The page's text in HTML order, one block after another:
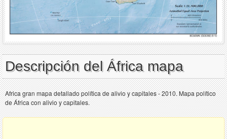
Descripción del África mapa
Africa gran mapa detallado política de alivio y capitales - 2010. Mapa político
de África con alivio y capitales.